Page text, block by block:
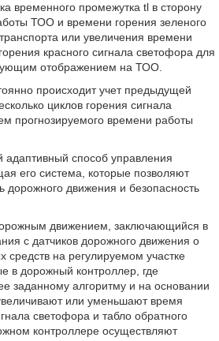
временного промежутка tl в сторону
ТОО и времени горения зеленого
или увеличения времени
красного сигнала светофора для
отображением на ТОО.
происходит учет предыдущей
циклов горения сигнала
прогнозируемого времени работы
адаптивный способ управления
его система, которые позволяют
дорожного движения и безопасность
движением, заключающийся в
с датчиков дорожного движения о
средств на регулируемом участке
в дорожный контроллер, где
заданному алгоритму и на основании
или уменьшают время
светофора и табло обратного
контроллере осуществляют